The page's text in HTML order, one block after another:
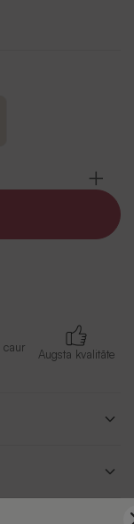
caur
Augsta kvalitāte